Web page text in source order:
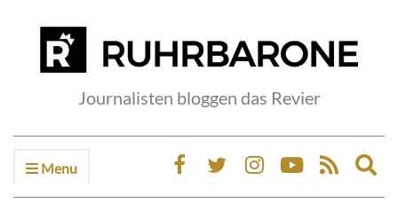
Journalisten bloggen das Revier
Menu